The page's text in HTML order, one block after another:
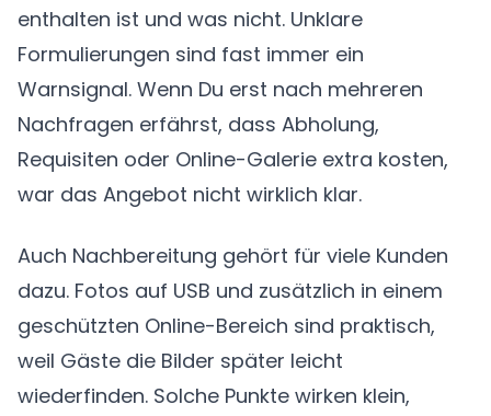
enthalten ist und was nicht. Unklare
Formulierungen sind fast immer ein
Warnsignal. Wenn Du erst nach mehreren
Nachfragen erfährst, dass Abholung,
Requisiten oder Online-Galerie extra kosten,
war das Angebot nicht wirklich klar.
Auch Nachbereitung gehört für viele Kunden
dazu. Fotos auf USB und zusätzlich in einem
geschützten Online-Bereich sind praktisch,
weil Gäste die Bilder später leicht
wiederfinden. Solche Punkte wirken klein,